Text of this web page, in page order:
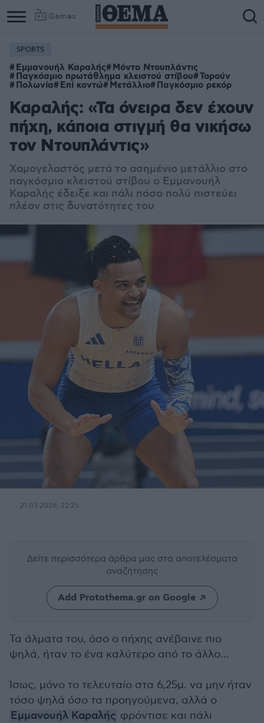
Games
SPORTS
Εμμανουήλ Καραλής Μόντο Ντουπλάντις
Παγκόσμιο πρωτάθλημα κλειστού στίβου Τορούν
Πολωνία Επί κοντώ Μετάλλιο Παγκόσμιο ρεκόρ
Καραλής: «Τα όνειρα δεν έχουν
πήχη, κάποια στιγμή θα νικήσω
τον Ντουπλάντις»
Χαμογελαστός μετά το ασημένιο μετάλλιο στο
παγκόσμιο κλειστού στίβου ο Εμμανουήλ
Καραλής έδειξε και πάλι πόσο πολύ πιστεύει
πλέον στις δυνατότητες του
21.03.2026, 22:25
Δείτε περισσότερα άρθρα μας στα αποτελέσματα
αναζήτησης
Add Protothema.gr on Google
Τα άλματα του, όσο ο πήχης ανέβαινε πιο
ψηλά, ήταν το ένα καλύτερο από το άλλο...
Ίσως, μόνο το τελευταίο στα 6,25μ. να μην ήταν
τόσο ψηλά όσο τα προηγούμενα, αλλά ο
Εμμανουήλ Καραλής φρόντισε και πάλι